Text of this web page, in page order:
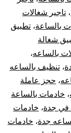
، تاجير شغالات
بالساعة، تطبيق
شغالة
بالساعه،
، تنظيف بالساعه
، حجز عاملة
، خادمات بالساعة
في جدة، خادمات
جدة، خادمات